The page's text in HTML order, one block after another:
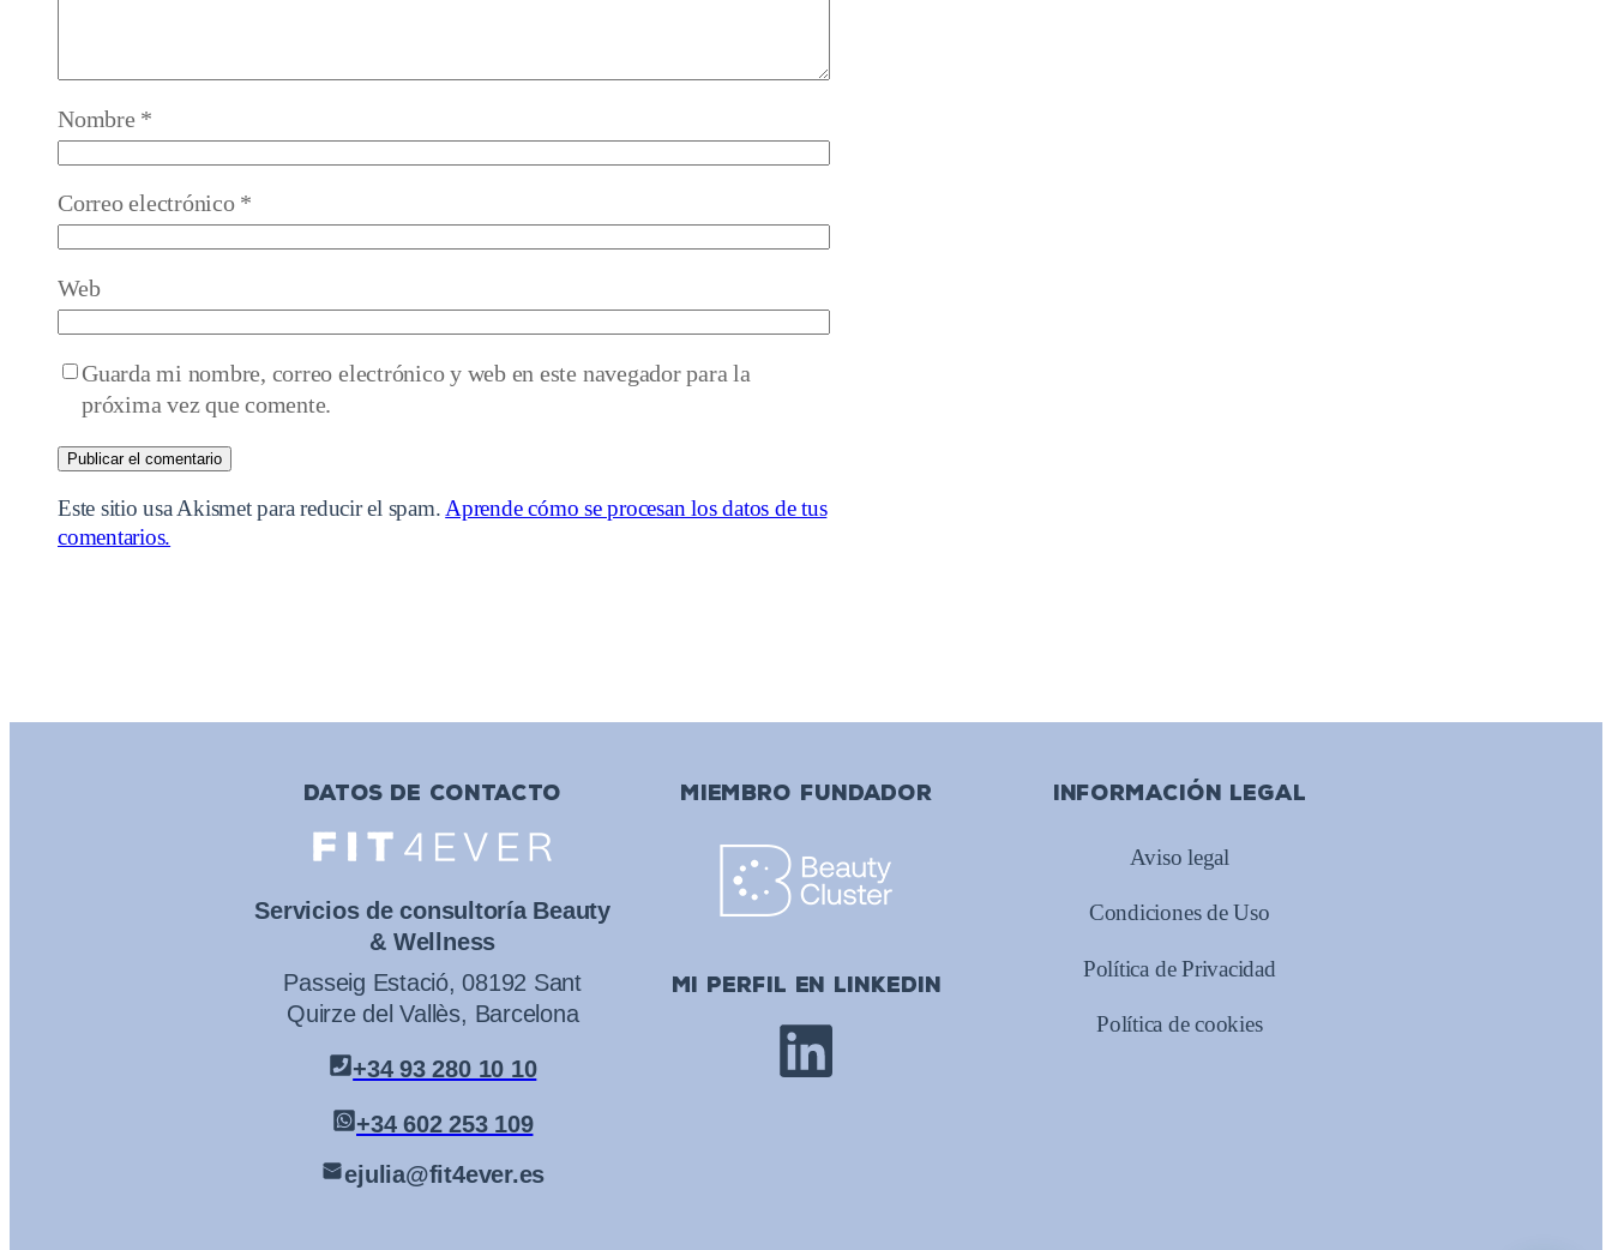
Nombre *
Correo electrónico *
Web
Guarda mi nombre, correo electrónico y web en este navegador para la
próxima vez que comente.
Este sitio usa Akismet para reducir el spam. Aprende cómo se procesan los datos de tus
comentarios.
DATOS DE CONTACTO
Servicios de consultoría Beauty
& Wellness
Passeig Estació, 08192 Sant
Quirze del Vallès, Barcelona
+34 93 280 10 10
+34 602 253 109
ejulia@fit4ever.es
MIEMBRO FUNDADOR
mi perfil en linkedin
INFORMACIÓN LEGAL
Aviso legal
Condiciones de Uso
Política de Privacidad
Política de cookies